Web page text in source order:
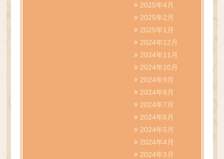
2025年4月
2025年2月
2025年1月
2024年12月
2024年11月
2024年10月
2024年9月
2024年8月
2024年7月
2024年6月
2024年5月
2024年4月
2024年3月